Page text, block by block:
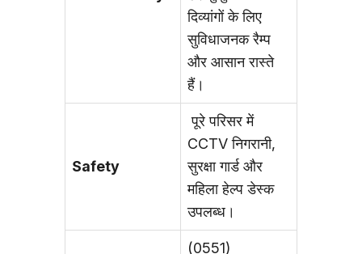
दिव्यांगों के लिए
सुविधाजनक रैम्प
और आसान रास्ते
हैं।
Safety
पूरे परिसर में
CCTV निगरानी,
सुरक्षा गार्ड और
महिला हेल्प डेस्क
उपलब्ध।
(0551)